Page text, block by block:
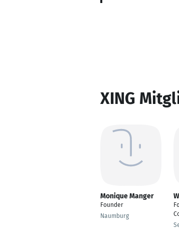
XING
Monique Manger
Founder
Naumburg